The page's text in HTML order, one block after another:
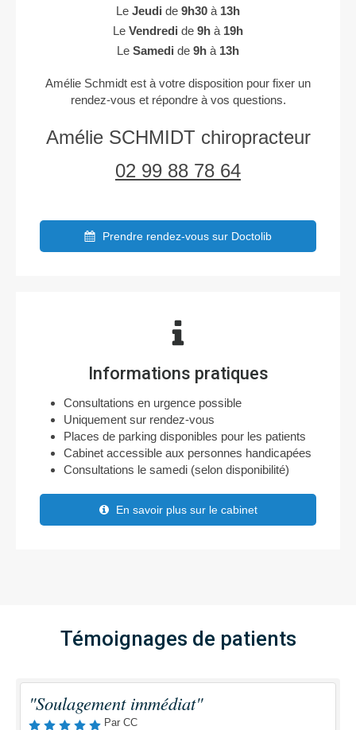
Le Jeudi de 9h30 à 13h
Le Vendredi de 9h à 19h
Le Samedi de 9h à 13h
Amélie Schmidt est à votre disposition pour fixer un
rendez-vous et répondre à vos questions.
Amélie SCHMIDT chiropracteur
02 99 88 78 64
Prendre rendez-vous sur Doctolib
Informations pratiques
Consultations en urgence possible
Uniquement sur rendez-vous
Places de parking disponibles pour les patients
Cabinet accessible aux personnes handicapées
Consultations le samedi (selon disponibilité)
En savoir plus sur le cabinet
Témoignages de patients
"Soulagement immédiat"
Par CC